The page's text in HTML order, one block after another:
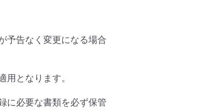
予告なく変更になる場合
用となります。
に必要な書類を必ず保管